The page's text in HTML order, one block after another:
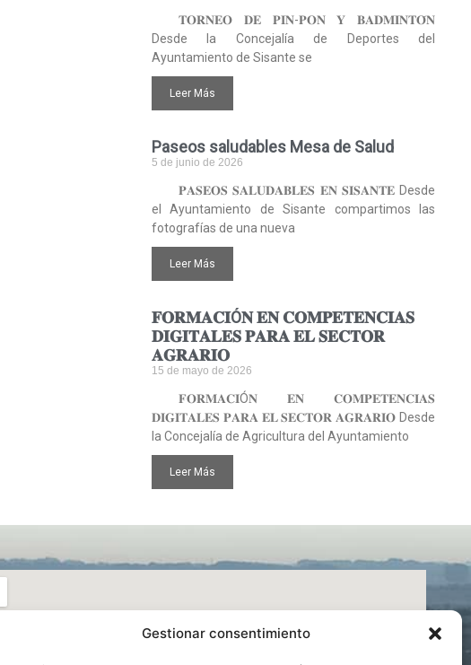
Gestionar consentimiento
𝐓𝐎𝐑𝐍𝐄𝐎 𝐃𝐄 𝐏𝐈𝐍-𝐏𝐎𝐍 𝐘 𝐁𝐀𝐃𝐌𝐈𝐍𝐓𝐎́𝐍
Desde la Concejalía de Deportes del
Ayuntamiento de Sisante se
Leer Más
Paseos saludables Mesa de Salud
5 de junio de 2026
𝐏𝐀𝐒𝐄𝐎𝐒 𝐒𝐀𝐋𝐔𝐃𝐀𝐁𝐋𝐄𝐒 𝐄𝐍 𝐒𝐈𝐒𝐀𝐍𝐓𝐄 Desde
el Ayuntamiento de Sisante compartimos las
fotografías de una nueva
Leer Más
𝐅𝐎𝐑𝐌𝐀𝐂𝐈Ó𝐍 𝐄𝐍 𝐂𝐎𝐌𝐏𝐄𝐓𝐄𝐍𝐂𝐈𝐀𝐒
𝐃𝐈𝐆𝐈𝐓𝐀𝐋𝐄𝐒 𝐏𝐀𝐑𝐀 𝐄𝐋 𝐒𝐄𝐂𝐓𝐎𝐑
𝐀𝐆𝐑𝐀𝐑𝐈𝐎
15 de mayo de 2026
𝐅𝐎𝐑𝐌𝐀𝐂𝐈Ó𝐍 𝐄𝐍 𝐂𝐎𝐌𝐏𝐄𝐓𝐄𝐍𝐂𝐈𝐀𝐒
𝐃𝐈𝐆𝐈𝐓𝐀𝐋𝐄𝐒 𝐏𝐀𝐑𝐀 𝐄𝐋 𝐒𝐄𝐂𝐓𝐎𝐑 𝐀𝐆𝐑𝐀𝐑𝐈𝐎 Desde
la Concejalía de Agricultura del Ayuntamiento
Leer Más